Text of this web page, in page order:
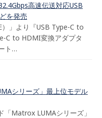
高速伝送対応USB
を発売
）」より『USB Type-C to
C to HDMI変換アダプタ
ト…
シリーズ」最上位モデル
Matrox LUMAシリーズ」